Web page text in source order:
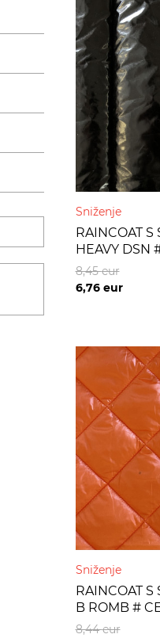
Sniženje
RAINCOAT S
HEAVY DSN
6,76 eur
8,45eur
Sniženje
RAINCOAT S
B ROMB #
8,44eur